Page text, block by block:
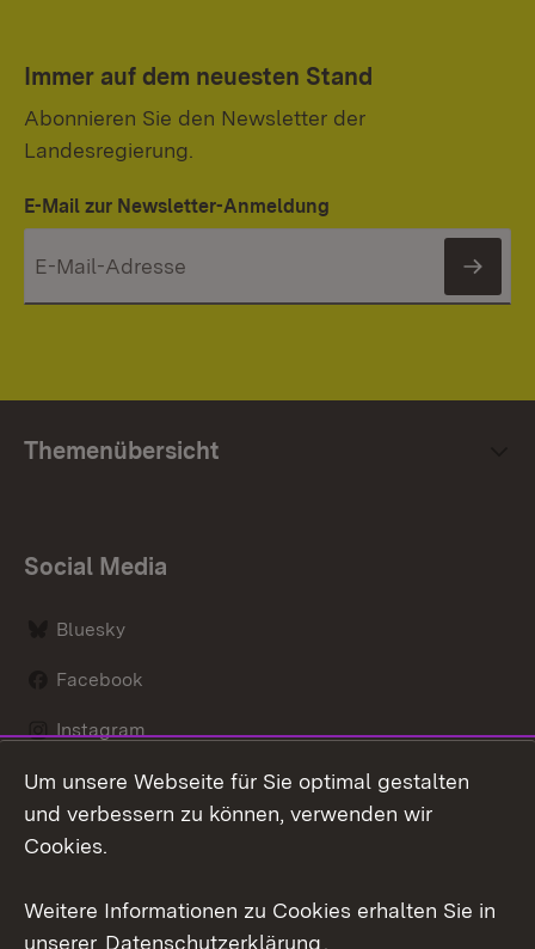
Immer auf dem neuesten Stand
Abonnieren Sie den Newsletter der
Landesregierung.
E-Mail zur Newsletter-Anmeldung
Themenübersicht
Social Media
Bluesky
Facebook
Instagram
LinkedIn
Um unsere Webseite für Sie optimal gestalten
und verbessern zu können, verwenden wir
Cookies.
Weitere Informationen zu Cookies erhalten Sie in
unserer Datenschutzerklärung.